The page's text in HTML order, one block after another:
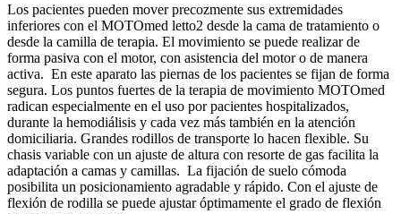
Los pacientes pueden mover precozmente sus extremidades
inferiores con el MOTOmed letto2 desde la cama de tratamiento o
desde la camilla de terapia. El movimiento se puede realizar de
forma pasiva con el motor, con asistencia del motor o de manera
activa. En este aparato las piernas de los pacientes se fijan de forma
segura. Los puntos fuertes de la terapia de movimiento MOTOmed
radican especialmente en el uso por pacientes hospitalizados,
durante la hemodiálisis y cada vez más también en la atención
domiciliaria. Grandes rodillos de transporte lo hacen flexible. Su
chasis variable con un ajuste de altura con resorte de gas facilita la
adaptación a camas y camillas. La fijación de suelo cómoda
posibilita un posicionamiento agradable y rápido. Con el ajuste de
flexión de rodilla se puede ajustar óptimamente el grado de flexión